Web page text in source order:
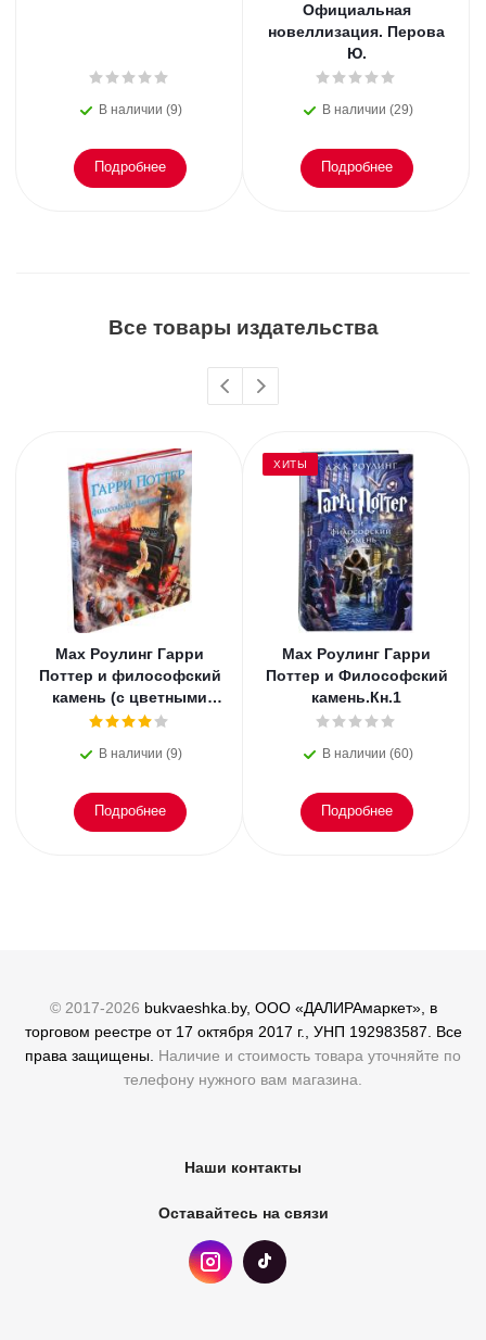
В наличии (9)
Подробнее
Официальная
новеллизация. Перова
Ю.
В наличии (29)
Подробнее
Все товары издательства
Мах Роулинг Гарри
Поттер и философский
камень (с цветными
иллюстрациями).Кн.1
В наличии (9)
Подробнее
ХИТЫ
Мах Роулинг Гарри
Поттер и Философский
камень.Кн.1
В наличии (60)
Подробнее
© 2017-2026 bukvaeshka.by, ООО «ДАЛИРАмаркет», в
торговом реестре от 17 октября 2017 г., УНП 192983587. Все
права защищены. Наличие и стоимость товара уточняйте по
телефону нужного вам магазина.
Наши контакты
Оставайтесь на связи